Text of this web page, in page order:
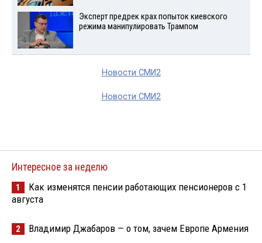
Эксперт предрек крах попыток киевского
режима манипулировать Трампом
Новости СМИ2
Новости СМИ2
Интересное за неделю
1
Как изменятся пенсии работающих пенсионеров с 1
августа
2 Владимир Джабаров — о том, зачем Европе Армения